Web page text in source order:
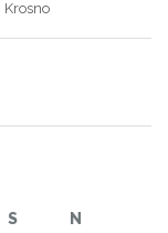
Krosno
S N